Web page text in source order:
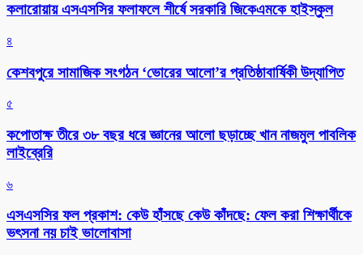
কলারোয়ায় এসএসসির ফলাফলে শীর্ষে সরকারি জিকেএমকে হাইস্কুল
৪
কেশবপুরে সামাজিক সংগঠন ‘ভোরের আলো’র প্রতিষ্ঠাবার্ষিকী উদ্যাপিত
৫
কপোতাক্ষ তীরে ৩৮ বছর ধরে জ্ঞানের আলো ছড়াচ্ছে খান নাজমুল পাবলিক
লাইব্রেরি
৬
এসএসসির ফল প্রকাশ: কেউ হাঁসছে কেউ কাঁদছে: ফেল করা শিক্ষার্থীকে
ভৎসনা নয় চাই ভালোবাসা